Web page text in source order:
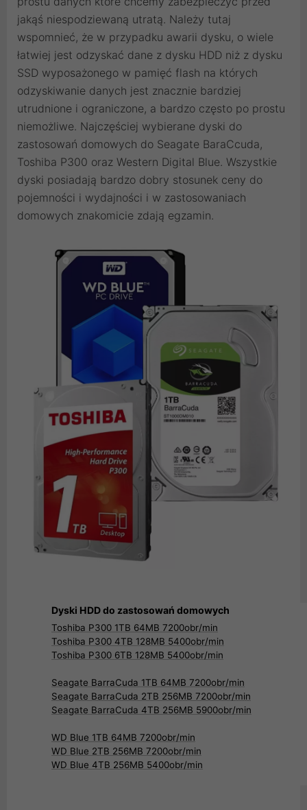
jakąś niespodziewaną utratą. Należy tutaj
wspomnieć, że w przypadku awarii dysku, o wiele
łatwiej jest odzyskać dane z dysku HDD niż z dysku
SSD wyposażonego w pamięć flash na których
odzyskiwanie danych jest znacznie bardziej
utrudnione i ograniczone, a bardzo często po prostu
niemożliwe. Najczęściej wybierane dyski do
zastosowań domowych do Seagate BaraCcuda,
Toshiba P300 oraz Western Digital Blue. Wszystkie
dyski posiadają bardzo dobry stosunek ceny do
pojemności i wydajności i w zastosowaniach
domowych znakomicie zdają egzamin.
Dyski HDD do zastosowań domowych
Toshiba P300 1TB 64MB 7200obr/min
Toshiba P300 4TB 128MB 5400obr/min
Toshiba P300 6TB 128MB 5400obr/min
Seagate BarraCuda 1TB 64MB 7200obr/min
Seagate BarraCuda 2TB 256MB 7200obr/min
Seagate BarraCuda 4TB 256MB 5900obr/min
WD Blue 1TB 64MB 7200obr/min
WD Blue 2TB 256MB 7200obr/min
WD Blue 4TB 256MB 5400obr/min